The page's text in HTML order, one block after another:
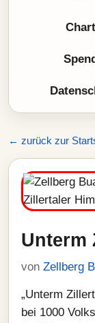
← zurück zur
Unterm
von Zellberg
„Unterm
bei 1000